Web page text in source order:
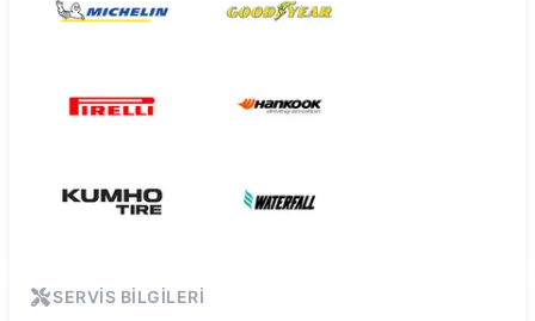
SERVIS BILGILERI